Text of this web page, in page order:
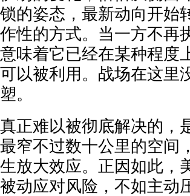
锁的姿态，最新动向开始
作性的方式。当一方不再
意味着它已经在某种程度
可以被利用。战场在这里
塑。
真正难以被彻底解决的，
最窄不过数十公里的空间
生放大效应。正因如此，
被动应对风险，不如主动